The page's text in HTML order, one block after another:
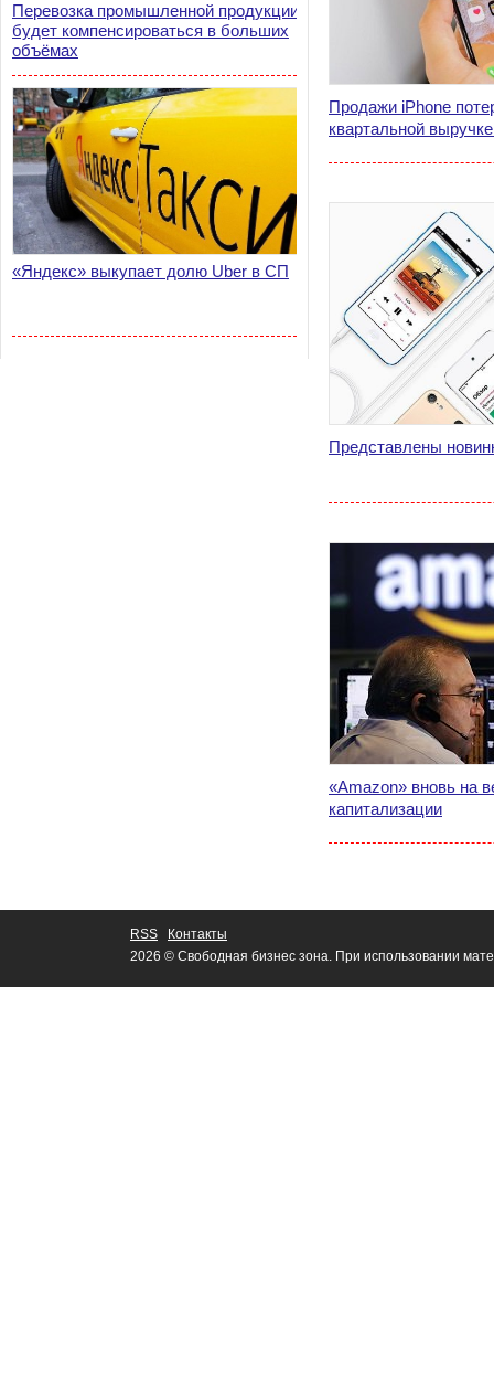
Перевозка промышленной продукции
будет компенсироваться в больших
объёмах
«Яндекс» выкупает долю Uber в СП
Продажи iPhone
квартальной
Представлены
«Amazon» вновь на
капитализации
RSS
Контакты
2026 © Свободная бизнес зона. При использовании